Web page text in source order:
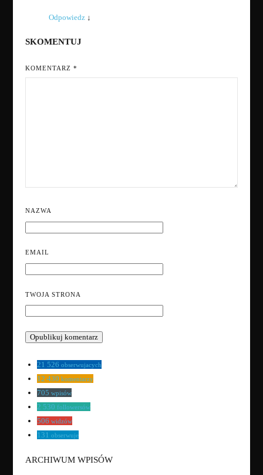
Odpowiedz ↓
SKOMENTUJ
KOMENTARZ *
NAZWA
EMAIL
TWOJA STRONA
21 526 obserwujacych
12 430 komentarzy
705 wpisów
2 530 followersów
506 widzów
131 obserwuje
ARCHIWUM WPISÓW